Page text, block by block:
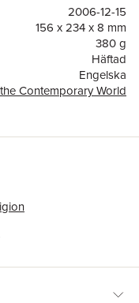
attitudes to authority,
the Bible can
2006-12-15
156 x 234 x 8 mm
380 g
Häftad
Engelska
Contemporary World
9781845531287